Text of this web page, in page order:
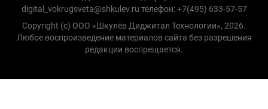
digital_vokrugsveta@shkulev.ru телефон: +7(495) 633-57-57
Copyright (с) ООО «Шкулёв Диджитал Технологии», 2026.
Любое воспроизведение материалов сайта без разрешения
редакции воспрещается.